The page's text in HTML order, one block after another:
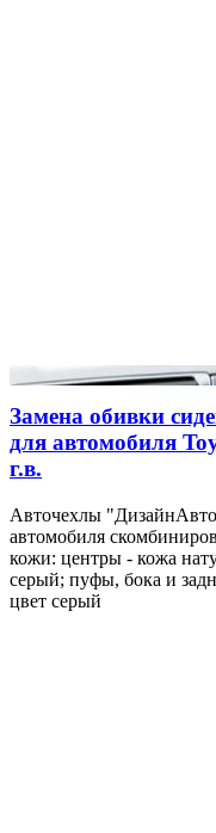
Замена обивки
для автомобиля
г.в.
Авточехлы
автомобиля
кожи: центры - кожа
серый; пуфы, бока и
цвет серый